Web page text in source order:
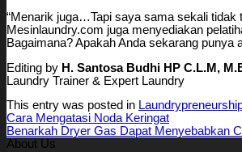
“Menarik juga…Tapi saya sama sekali tidak
Mesinlaundry.com juga menyediakan
Bagaimana? Apakah Anda sekarang
Editing by H. Santosa Budhi HP C.L.M,
Laundry Trainer & Expert Laundry
This entry was posted in
Cara Mengatasi Noda Keringat
Benarkah Dryer Gas Dapat Menyebabkan
About Us